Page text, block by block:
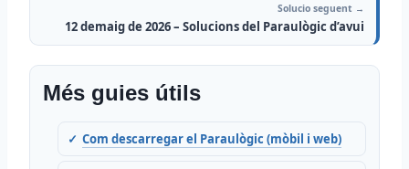
Solucio seguent →
12 demaig de 2026 – Solucions del Paraulògic d’avui
Més guies útils
Com descarregar el Paraulògic (mòbil i web)